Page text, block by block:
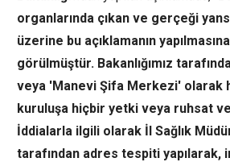
organlarında çıkan ve gerçeği
üzerine bu açıklamanın
görülmüştür. Bakanlığımız
veya 'Manevi Şifa Merkezi' olarak
kuruluşa hiçbir yetki veya ruhsat
İddialarla ilgili olarak İl Sağlık
tarafından adres tespiti yapılarak,